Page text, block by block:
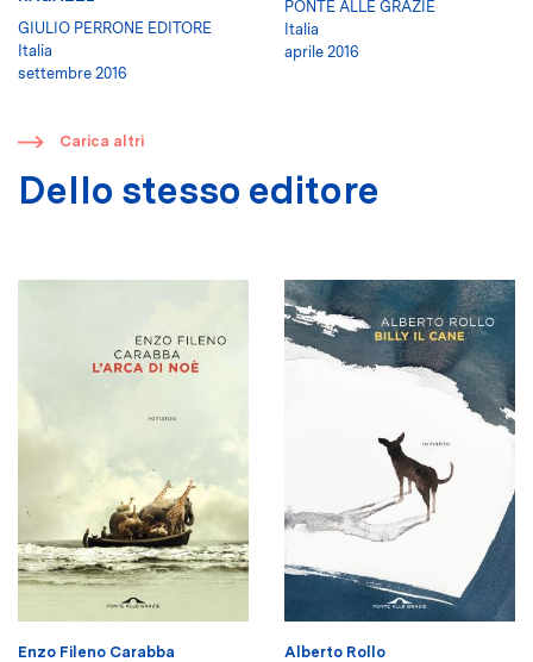
GIULIO PERRONE EDITORE
Italia
settembre 2016
PONTE ALLE GRAZIE
Italia
aprile 2016
​ Carica altri
Dello stesso editore
Enzo Fileno Carabba
Alberto Rollo